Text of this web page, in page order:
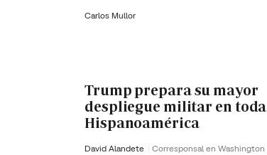
Carlos Mullor
Trump prepara su mayor
despliegue militar en toda
Hispanoamérica
David Alandete Corresponsal en Washington